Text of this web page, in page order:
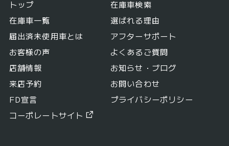
トップ
在庫車検索
在庫車一覧
選ばれる理由
届出済未使用車とは
アフターサポート
お客様の声
よくあるご質問
店舗情報
お知らせ・ブログ
来店予約
お問い合わせ
FD宣言
プライバシーポリシー
コーポレートサイト